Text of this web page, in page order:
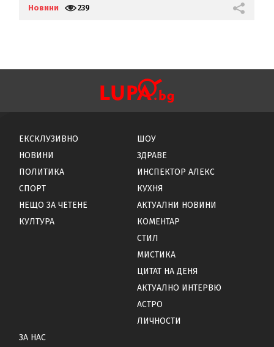
Новини 239
ЕКСКЛУЗИВНО
НОВИНИ
ПОЛИТИКА
СПОРТ
НЕЩО ЗА ЧЕТЕНЕ
КУЛТУРА
ШОУ
ЗДРАВЕ
ИНСПЕКТОР АЛЕКС
КУХНЯ
АКТУАЛНИ НОВИНИ
КОМЕНТАР
СТИЛ
МИСТИКА
ЦИТАТ НА ДЕНЯ
АКТУАЛНО ИНТЕРВЮ
АСТРО
ЛИЧНОСТИ
ЗА НАС